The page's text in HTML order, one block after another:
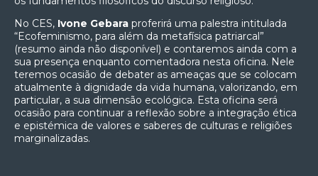
No CES, Ivone Gebara proferirá uma palestra intitulada
“Ecofeminismo, para além da metafísica patriarcal”
(resumo ainda não disponível) e contaremos ainda com a
sua presença enquanto comentadora nesta oficina. Nele
teremos ocasião de debater as ameaças que se colocam
atualmente à dignidade da vida humana, valorizando, em
particular, a sua dimensão ecológica. Esta oficina será
ocasião para continuar a reflexão sobre a integração ética
e epistémica de valores e saberes de culturas e religiões
marginalizadas.